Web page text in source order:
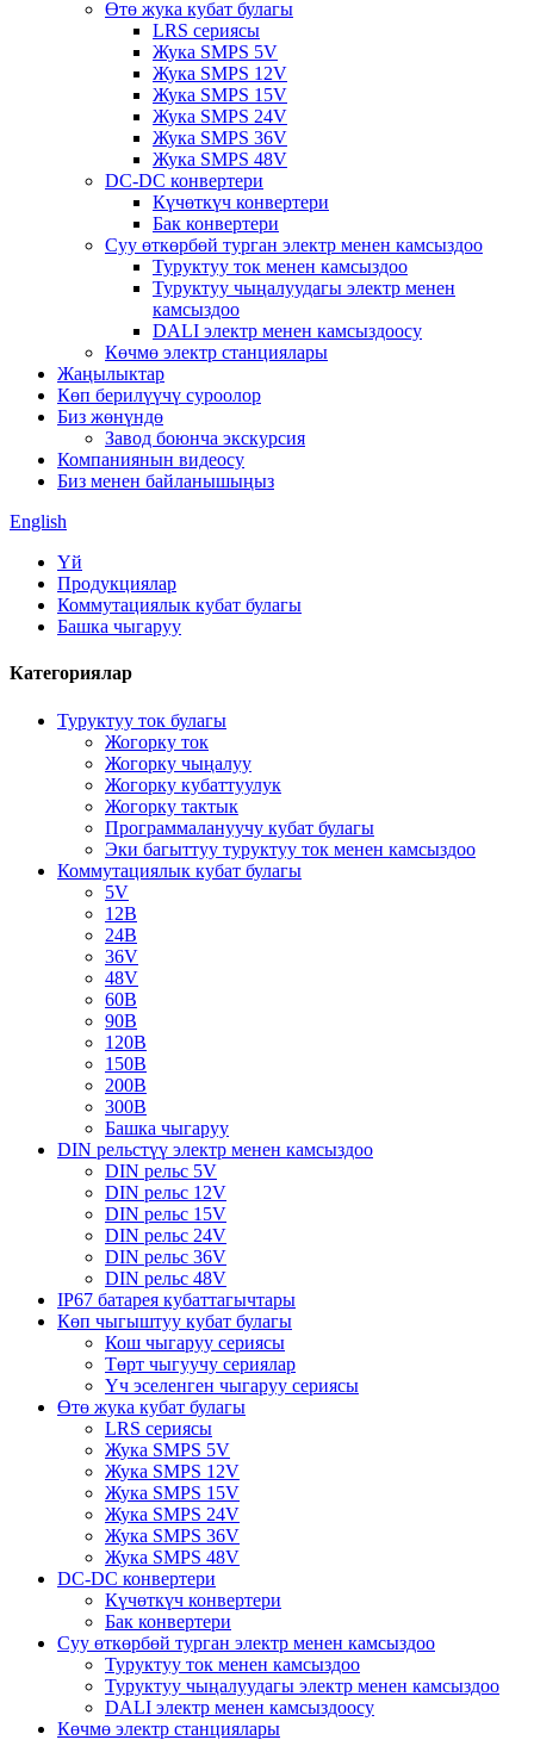
Өтө жука кубат булагы
LRS сериясы
Жука SMPS 5V
Жука SMPS 12V
Жука SMPS 15V
Жука SMPS 24V
Жука SMPS 36V
Жука SMPS 48V
DC-DC конвертери
Күчөткүч конвертери
Бак конвертери
Суу өткөрбөй турган электр менен камсыздоо
Туруктуу ток менен камсыздоо
Туруктуу чыңалуудагы электр менен
камсыздоо
DALI электр менен камсыздоосу
Көчмө электр станциялары
Жаңылыктар
Көп берилүүчү суроолор
Биз жөнүндө
Завод боюнча экскурсия
Компаниянын видеосу
Биз менен байланышыңыз
English
Үй
Продукциялар
Коммутациялык кубат булагы
Башка чыгаруу
Категориялар
Туруктуу ток булагы
Жогорку ток
Жогорку чыңалуу
Жогорку кубаттуулук
Жогорку тактык
Программалануучу кубат булагы
Эки багыттуу туруктуу ток менен камсыздоо
Коммутациялык кубат булагы
5V
12В
24В
36V
48V
60В
90В
120В
150В
200В
300В
Башка чыгаруу
DIN рельстүү электр менен камсыздоо
DIN рельс 5V
DIN рельс 12V
DIN рельс 15V
DIN рельс 24V
DIN рельс 36V
DIN рельс 48V
IP67 батарея кубаттагычтары
Көп чыгыштуу кубат булагы
Кош чыгаруу сериясы
Төрт чыгуучу сериялар
Үч эселенген чыгаруу сериясы
Өтө жука кубат булагы
LRS сериясы
Жука SMPS 5V
Жука SMPS 12V
Жука SMPS 15V
Жука SMPS 24V
Жука SMPS 36V
Жука SMPS 48V
DC-DC конвертери
Күчөткүч конвертери
Бак конвертери
Суу өткөрбөй турган электр менен камсыздоо
Туруктуу ток менен камсыздоо
Туруктуу чыңалуудагы электр менен камсыздоо
DALI электр менен камсыздоосу
Көчмө электр станциялары